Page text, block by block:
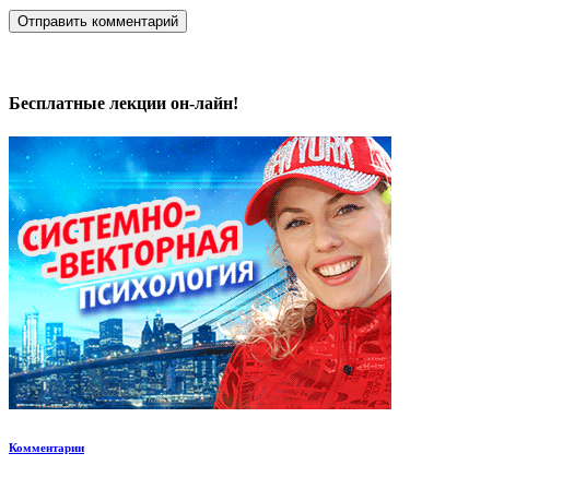
Бесплатные лекции он-лайн!
Комментарии